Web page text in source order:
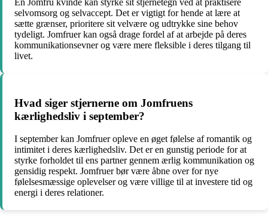
En Jomfru kvinde kan styrke sit stjernetegn ved at praktisere
selvomsorg og selvaccept. Det er vigtigt for hende at lære at
sætte grænser, prioritere sit velvære og udtrykke sine behov
tydeligt. Jomfruer kan også drage fordel af at arbejde på deres
kommunikationsevner og være mere fleksible i deres tilgang til
livet.
Hvad siger stjernerne om Jomfruens
kærlighedsliv i september?
I september kan Jomfruer opleve en øget følelse af romantik og
intimitet i deres kærlighedsliv. Det er en gunstig periode for at
styrke forholdet til ens partner gennem ærlig kommunikation og
gensidig respekt. Jomfruer bør være åbne over for nye
følelsesmæssige oplevelser og være villige til at investere tid og
energi i deres relationer.